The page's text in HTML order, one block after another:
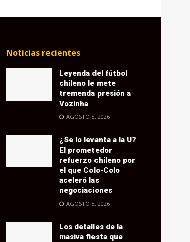
Noticias recientes
Leyenda del fútbol
chileno le mete
tremenda presión a
Vozinha
AGOSTO 5, 2026
¿Se lo levanta a la U?
El prometedor
refuerzo chileno por
el que Colo-Colo
aceleró las
negociaciones
AGOSTO 5, 2026
Los detalles de la
masiva fiesta que